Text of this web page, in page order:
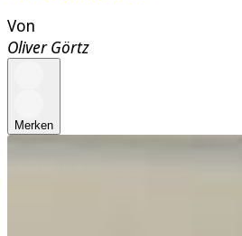
Von
Oliver Görtz
Merken